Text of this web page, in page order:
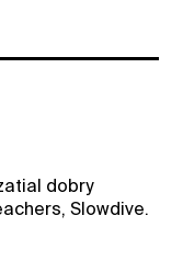
dobry
Slowdive.